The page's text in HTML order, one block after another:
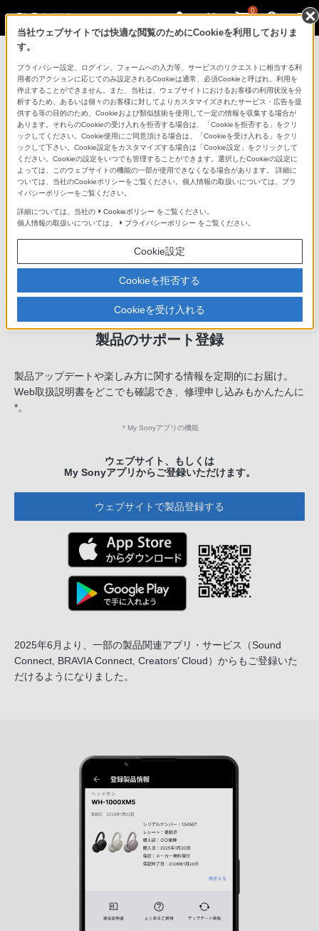
0
「できたらいいな」も
「安心」も
製品のサポート登録
製品アップデートや楽しみ方に関する情報を定期的にお届け。
Web取扱説明書をどこでも確認でき、修理申し込みもかんたんに
*。
＊ My Sonyアプリの機能
ウェブサイト、もしくは
My Sonyアプリからご登録いただけます。
ウェブサイトで製品登録する
2025年6月より、一部の製品関連アプリ・サービス
（Sound
Connect, BRAVIA Connect, Creators’ Cloud）からもご登録いた
だけるようになりました。
当社ウェブサイトでは快適な閲覧のためにCookieを利用しておりま
す。
プライバシー設定、ログイン、フォームへの入力等、サービスのリクエストに相当する利
用者のアクションに応じてのみ設定されるCookieは通常、必須Cookieと呼ばれ、利用を
停止することができません。また、当社は、ウェブサイトにおけるお客様の利用状況を分
析するため、あるいは個々のお客様に対してよりカスタマイズされたサービス・広告を提
供する等の目的のため、Cookieおよび類似技術を使用して一定の情報を収集する場合が
あります。それらのCookieの受け入れを拒否する場合は、「Cookieを拒否する」をクリ
ックしてください。Cookie使用にご同意頂ける場合は、「Cookieを受け入れる」をクリ
ックして下さい。Cookie設定をカスタマイズする場合は「Cookie設定」をクリックして
ください。Cookieの設定をいつでも管理することができます。選択したCookieの設定に
よっては、このウェブサイトの機能の一部が使用できなくなる場合があります。 詳細に
ついては、当社のCookieポリシーをご覧ください。個人情報の取扱いについては、プラ
イバシーポリシーをご覧ください。
詳細については、当社の Cookieポリシー をご覧ください。
個人情報の取扱いについては、
プライバシーポリシー をご覧ください。
Cookie設定
Cookieを拒否する
Cookieを受け入れる